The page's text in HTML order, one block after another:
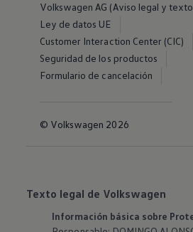
Volkswagen AG (Aviso legal y
Ley de datos UE
Customer Interaction Center (CIC)
Seguridad de los productos
Formulario de cancelación
© Volkswagen 2026
Texto legal de Volkswagen
Información básica sobre